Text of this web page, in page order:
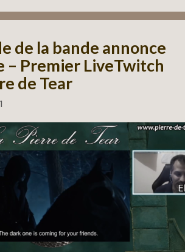
de la bande annonce
– Premier LiveTwitch
de Tear